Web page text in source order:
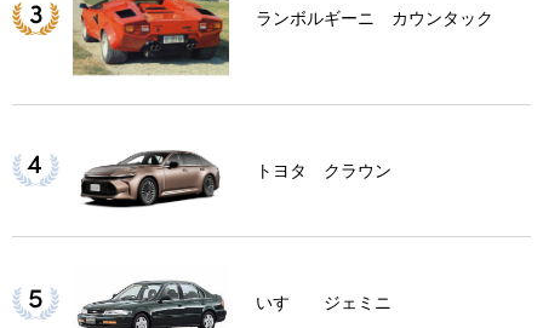
ランボルギーニ カウンタック
トヨタ クラウン
いすゞ ジェミニ